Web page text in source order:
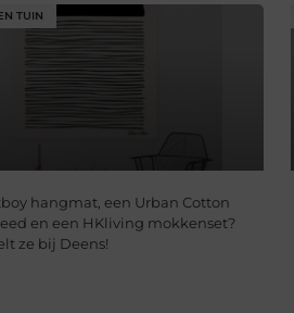
TUIN
hangmat, een Urban Cotton
en een HKliving mokkenset?
ze bij Deens!